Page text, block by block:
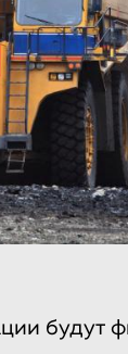
будут